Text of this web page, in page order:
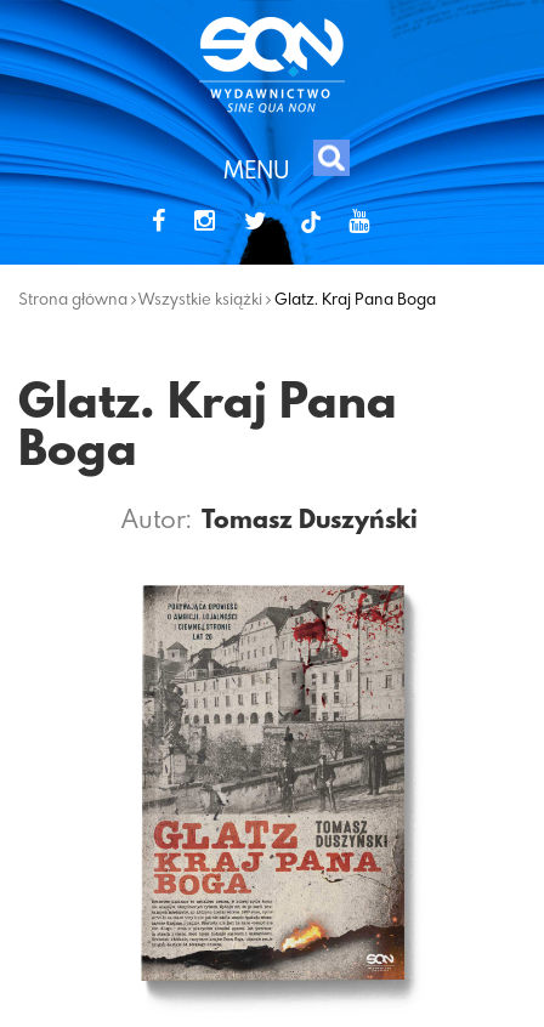
MENU
tiktok
Strona główna Wszystkie książki Glatz. Kraj Pana Boga
Glatz. Kraj Pana
Boga
Autor: Tomasz Duszyński